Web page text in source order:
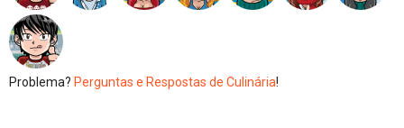
Problema? Perguntas e Respostas de Culinária!